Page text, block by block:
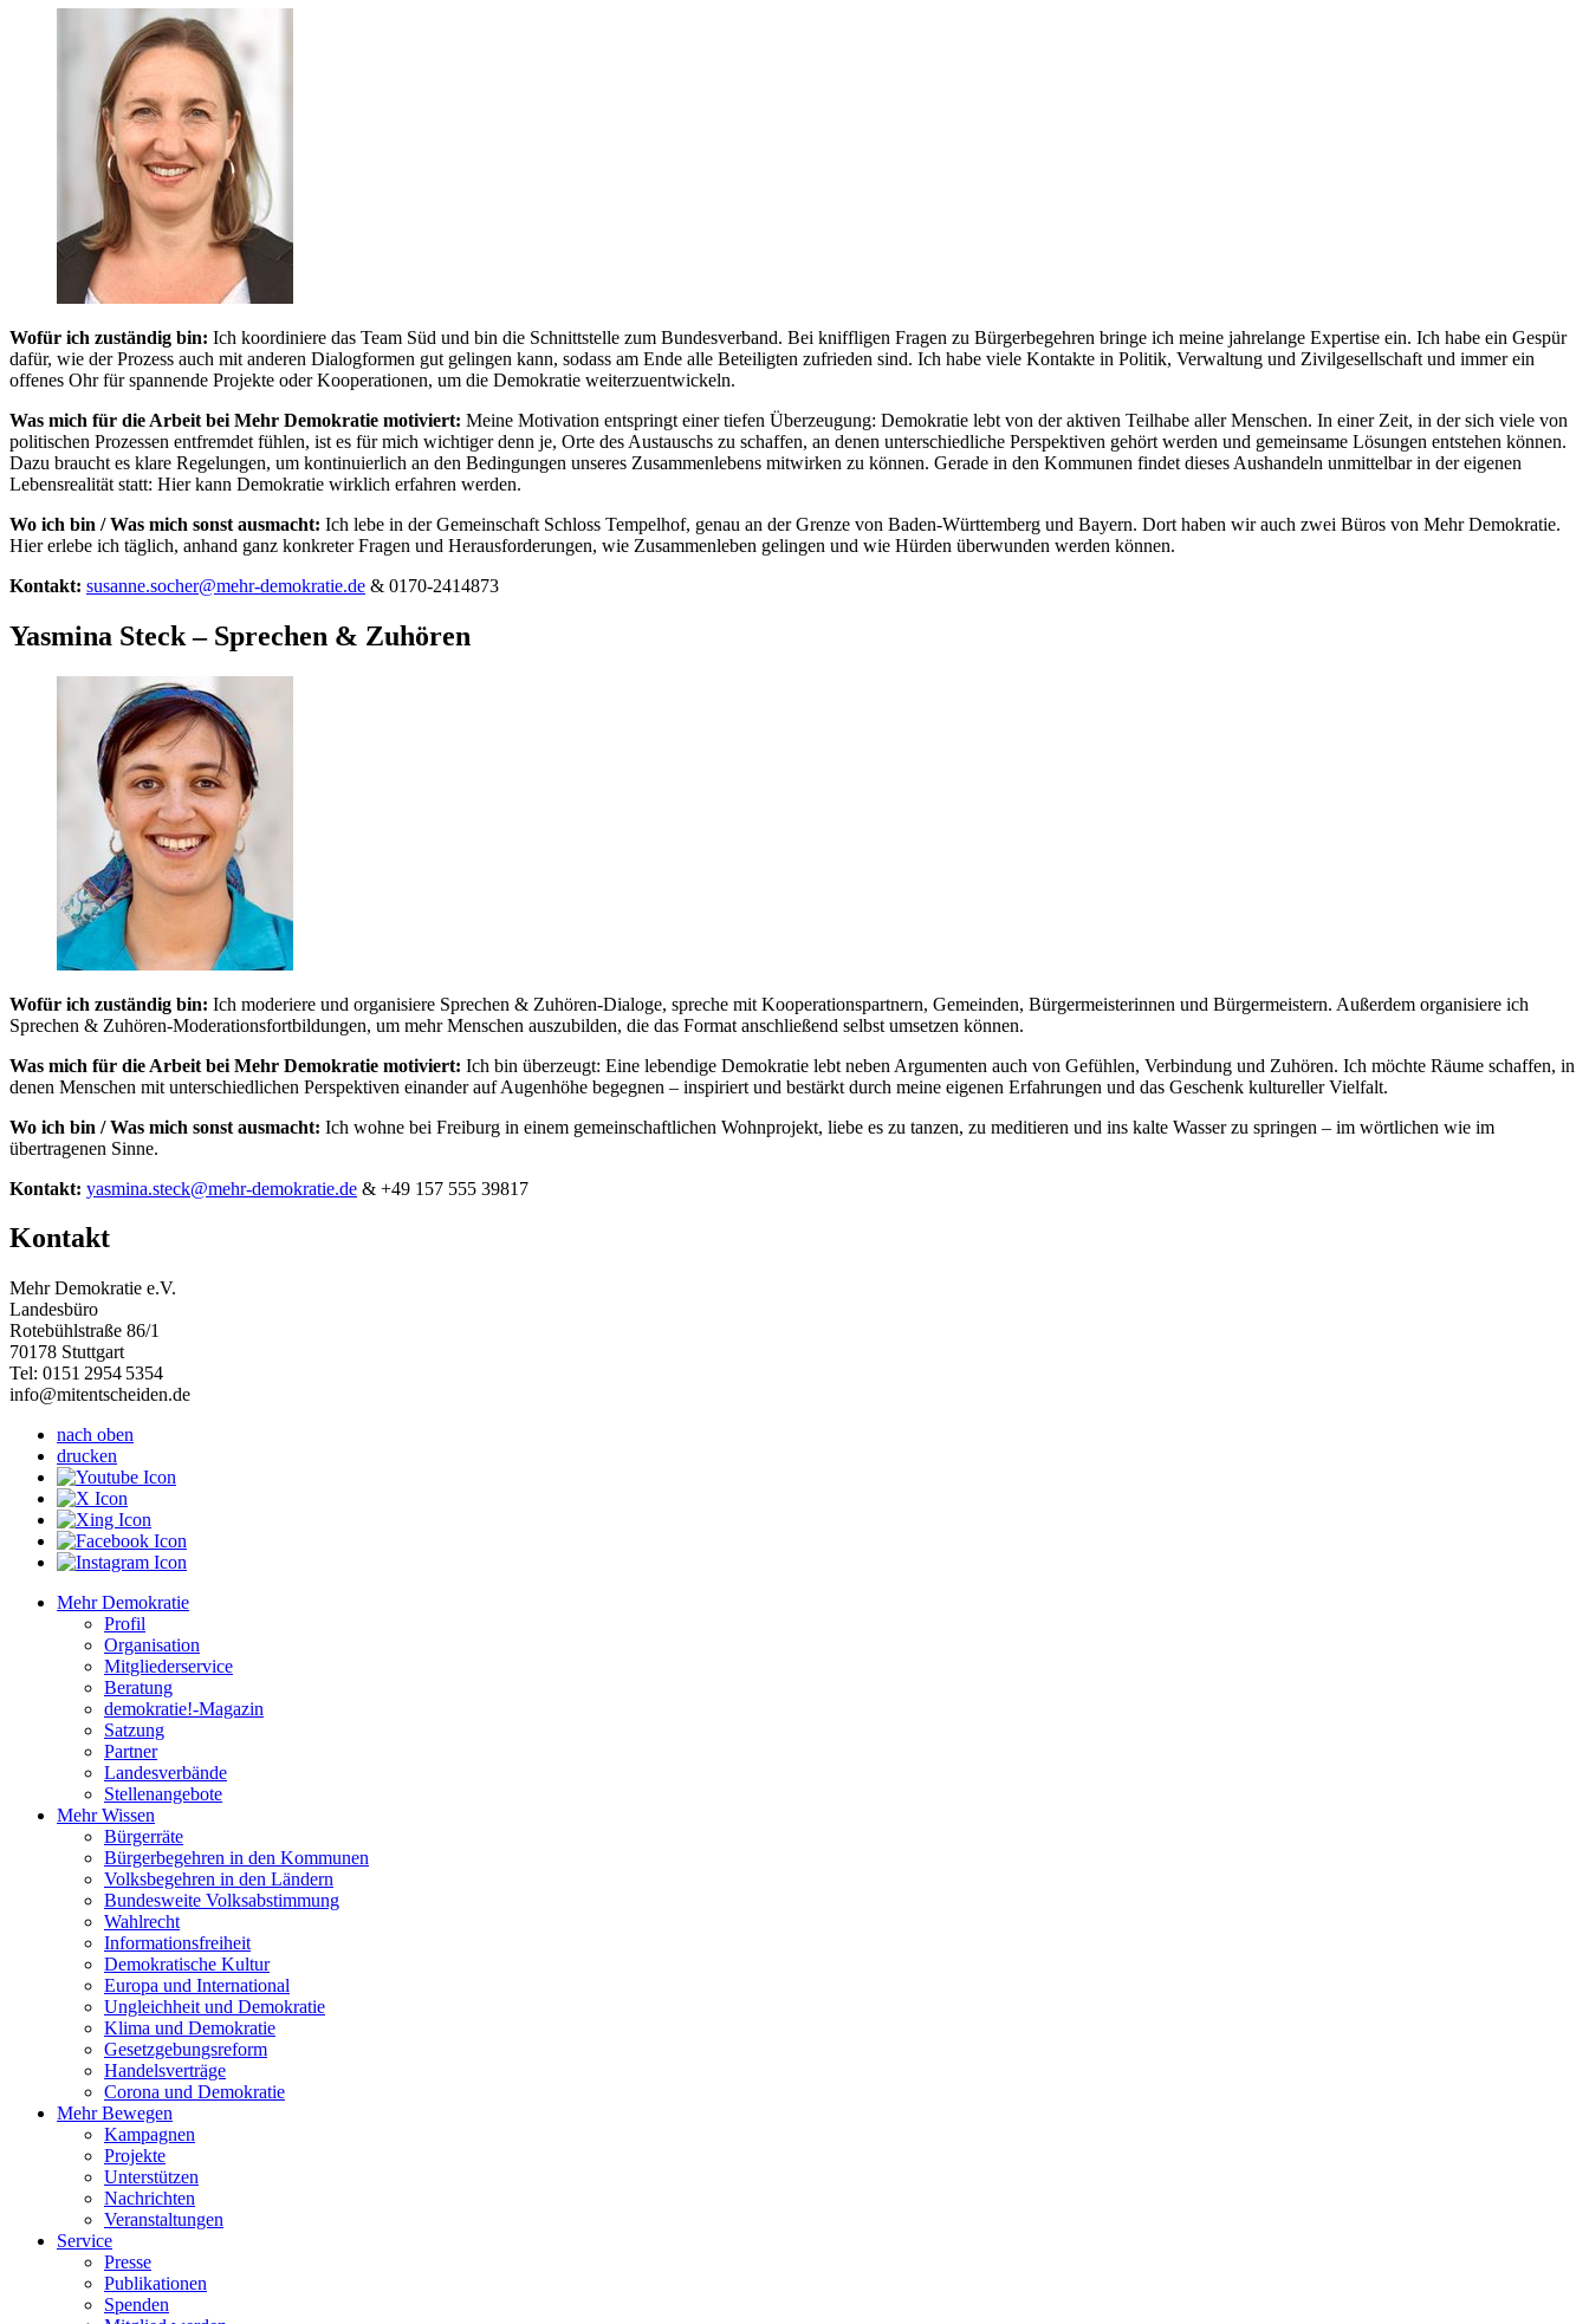
Wofür ich zuständig bin: Ich koordiniere das Team Süd und bin die Schnittstelle zum Bundesverband. Bei kniffligen Fragen zu Bürgerbegehren bringe ich meine jahrelange Expertise ein. Ich habe ein Gespür
dafür, wie der Prozess auch mit anderen Dialogformen gut gelingen kann, sodass am Ende alle Beteiligten zufrieden sind. Ich habe viele Kontakte in Politik, Verwaltung und Zivilgesellschaft und immer ein
offenes Ohr für spannende Projekte oder Kooperationen, um die Demokratie weiterzuentwickeln.
Was mich für die Arbeit bei Mehr Demokratie motiviert: Meine Motivation entspringt einer tiefen Überzeugung: Demokratie lebt von der aktiven Teilhabe aller Menschen. In einer Zeit, in der sich viele von
politischen Prozessen entfremdet fühlen, ist es für mich wichtiger denn je, Orte des Austauschs zu schaffen, an denen unterschiedliche Perspektiven gehört werden und gemeinsame Lösungen entstehen können.
Dazu braucht es klare Regelungen, um kontinuierlich an den Bedingungen unseres Zusammenlebens mitwirken zu können. Gerade in den Kommunen findet dieses Aushandeln unmittelbar in der eigenen
Lebensrealität statt: Hier kann Demokratie wirklich erfahren werden.
Wo ich bin / Was mich sonst ausmacht: Ich lebe in der Gemeinschaft Schloss Tempelhof, genau an der Grenze von Baden-Württemberg und Bayern. Dort haben wir auch zwei Büros von Mehr Demokratie.
Hier erlebe ich täglich, anhand ganz konkreter Fragen und Herausforderungen, wie Zusammenleben gelingen und wie Hürden überwunden werden können.
Kontakt: susanne.socher@mehr-demokratie.de & 0170-2414873
Yasmina Steck – Sprechen & Zuhören
Wofür ich zuständig bin: Ich moderiere und organisiere Sprechen & Zuhören-Dialoge, spreche mit Kooperationspartnern, Gemeinden, Bürgermeisterinnen und Bürgermeistern. Außerdem organisiere ich
Sprechen & Zuhören-Moderationsfortbildungen, um mehr Menschen auszubilden, die das Format anschließend selbst umsetzen können.
Was mich für die Arbeit bei Mehr Demokratie motiviert: Ich bin überzeugt: Eine lebendige Demokratie lebt neben Argumenten auch von Gefühlen, Verbindung und Zuhören. Ich möchte Räume schaffen, in
denen Menschen mit unterschiedlichen Perspektiven einander auf Augenhöhe begegnen – inspiriert und bestärkt durch meine eigenen Erfahrungen und das Geschenk kultureller Vielfalt.
Wo ich bin / Was mich sonst ausmacht: Ich wohne bei Freiburg in einem gemeinschaftlichen Wohnprojekt, liebe es zu tanzen, zu meditieren und ins kalte Wasser zu springen – im wörtlichen wie im
übertragenen Sinne.
Kontakt: yasmina.steck@mehr-demokratie.de & +49 157 555 39817
Kontakt
Mehr Demokratie e.V.
Landesbüro
Rotebühlstraße 86/1
70178 Stuttgart
Tel: 0151 2954 5354
info@mitentscheiden.de
nach oben
drucken
Mehr Demokratie
Profil
Organisation
Mitgliederservice
Beratung
demokratie!-Magazin
Satzung
Partner
Landesverbände
Stellenangebote
Mehr Wissen
Bürgerräte
Bürgerbegehren in den Kommunen
Volksbegehren in den Ländern
Bundesweite Volksabstimmung
Wahlrecht
Informationsfreiheit
Demokratische Kultur
Europa und International
Ungleichheit und Demokratie
Klima und Demokratie
Gesetzgebungsreform
Handelsverträge
Corona und Demokratie
Mehr Bewegen
Kampagnen
Projekte
Unterstützen
Nachrichten
Veranstaltungen
Service
Presse
Publikationen
Spenden